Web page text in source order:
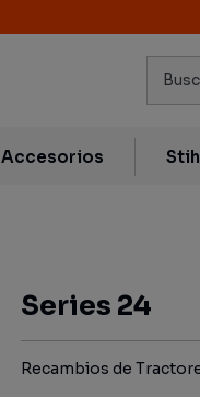
Accesorios
Series 24
Recambios de